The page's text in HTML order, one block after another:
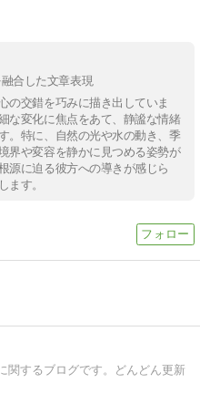
合した文章表現
の交錯を巧みに描き出していま
な変化に焦点をあて、静謐な情緒
。特に、自然の光や水の動き、季
界や変容を静かに見つめる姿勢が
源に迫る彼方への導きが感じら
ます。
関するブログです。どんどん更新